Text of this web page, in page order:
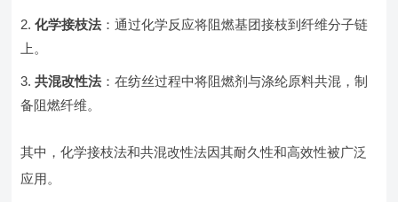
化学接枝法：通过化学反应将阻燃基团接枝到纤维分子链
上。
共混改性法：在纺丝过程中将阻燃剂与涤纶原料共混，制
备阻燃纤维。
其中，化学接枝法和共混改性法因其耐久性和高效性被广泛
应用。